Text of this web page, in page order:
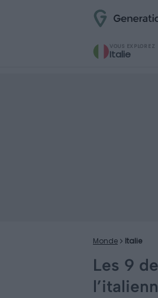
VOUS EXPLOREZ
Italie
Monde Italie
Les 9